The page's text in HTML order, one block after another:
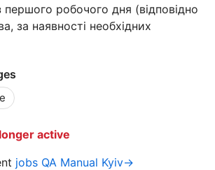
робочого дня (відповідно
за наявності необхідних
active
jobs QA Manual Kyiv→